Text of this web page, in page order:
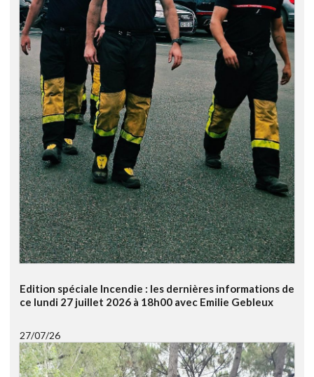
Edition spéciale Incendie : les dernières informations de
ce lundi 27 juillet 2026 à 18h00 avec Emilie Gebleux
27/07/26